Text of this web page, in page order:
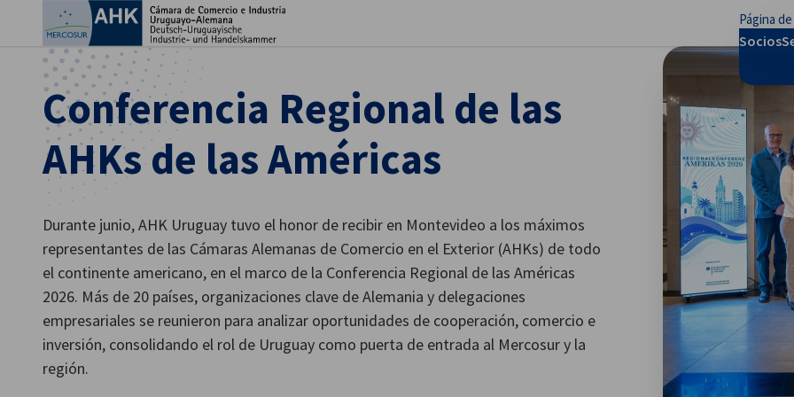
Página
Socios
Spanish
Conferencia Regional de las
AHKs de las Américas
Durante junio, AHK Uruguay tuvo el honor de recibir en Montevideo a los máximos
representantes de las Cámaras Alemanas de Comercio en el Exterior (AHKs) de todo
el continente americano, en el marco de la Conferencia Regional de las Américas
2026. Más de 20 países, organizaciones clave de Alemania y delegaciones
empresariales se reunieron para analizar oportunidades de cooperación, comercio e
inversión, consolidando el rol de Uruguay como puerta de entrada al Mercosur y la
región.